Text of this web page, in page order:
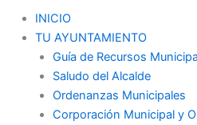
INICIO
TU AYUNTAMIENTO
Guía de Recursos
Saludo del Alcalde
Ordenanzas Municipales
Corporación Municipal y